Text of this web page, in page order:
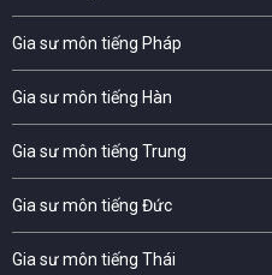
Gia sư môn tiếng Pháp
Gia sư môn tiếng Hàn
Gia sư môn tiếng Trung
Gia sư môn tiếng Đức
Gia sư môn tiếng Thái